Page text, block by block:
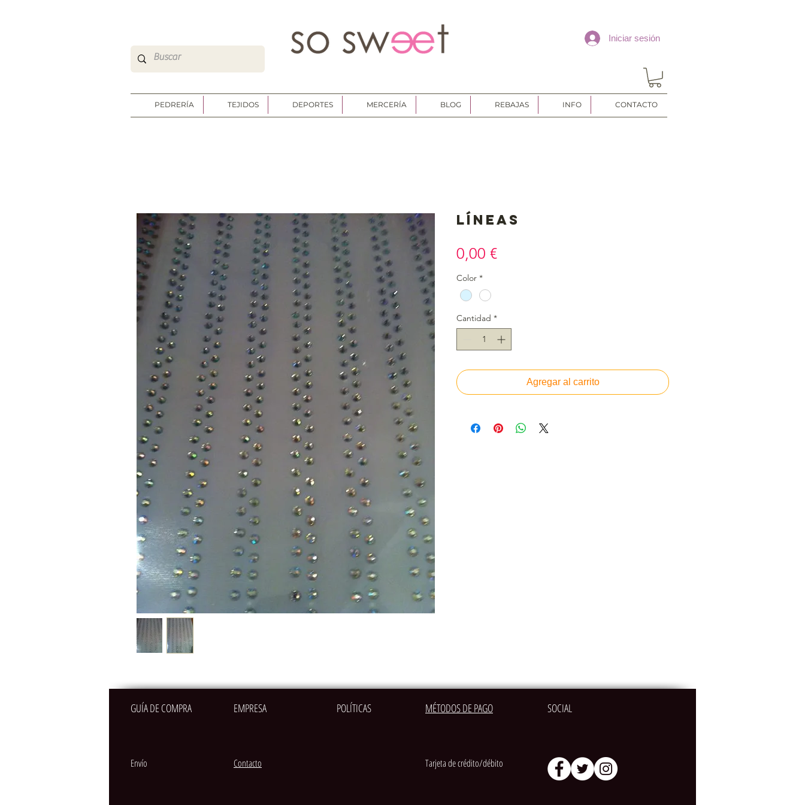
So Sweet Complementos Shop Online
http://www.sosweetshoponline.com
Iniciar sesión
PEDRERÍA TEJIDOS DEPORTES MERCERÍA BLOG REBAJAS INFO CONTACTO
Líneas
0,00 €Precio
Color *
Cantidad *
Agregar al carrito
GUÍA DE COMPRA EMPRESA POLÍTICAS MÉTODOS DE PAGO SOCIAL
Envío Contacto Tarjeta de crédito/débito